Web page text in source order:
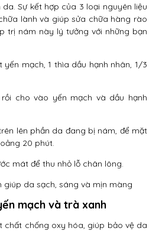
Sự kết hợp của 3 loại nguyên liệu
lành và giúp sửa chữa hàng rào
trị nám này lý tưởng với những bạn
yến mạch, 1 thìa dầu hạnh nhân, 1/3
rồi cho vào yến mạch và dầu hạnh
lên phần da đang bị nám, để mặt
20 phút.
mát để thu nhỏ lỗ chân lông.
mạch và trà xanh
chất chống oxy hóa, giúp bảo vệ da